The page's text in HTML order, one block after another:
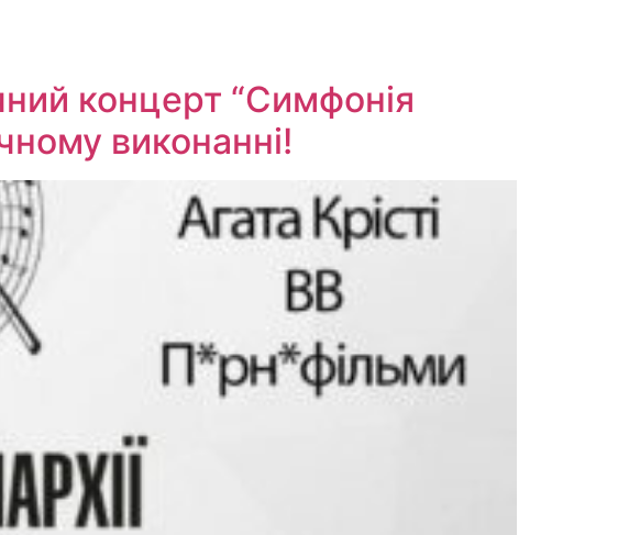
концерт “Симфонія
виконанні!